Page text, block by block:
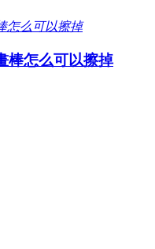
棒怎么可以擦掉